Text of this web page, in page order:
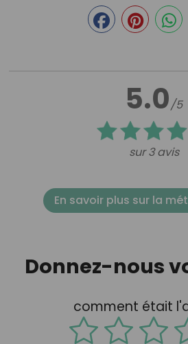
5.0/5
sur 3 avis
En savoir plus sur la
Donnez-nous
comment était